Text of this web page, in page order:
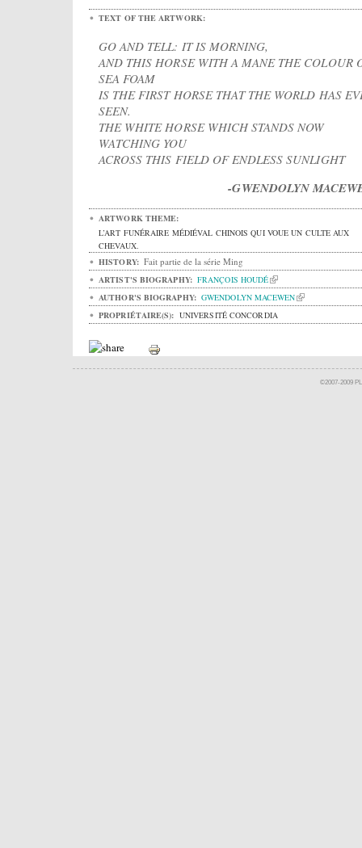
TEXT OF THE ARTWORK:
GO AND TELL: IT IS MORNING,
AND THIS HORSE WITH A MANE THE COLOUR
SEA FOAM
IS THE FIRST HORSE THAT THE WORLD HAS
SEEN.
THE WHITE HORSE WHICH STANDS NOW
WATCHING YOU
ACROSS THIS FIELD OF ENDLESS SUNLIGHT
-GWENDOLYN
ARTWORK THEME:
L’ART FUNÉRAIRE MÉDIÉVAL CHINOIS QUI VOUE UN CULTE AUX
CHEVAUX.
HISTORY: Fait partie de la série Ming
ARTIST'S BIOGRAPHY: FRANÇOIS HOUDÉ
AUTHOR'S BIOGRAPHY: GWENDOLYN MACEWEN
PROPRIÉTAIRE(S): UNIVERSITÉ CONCORDIA
©2007-2009